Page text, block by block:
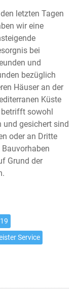
letzten Tagen
wir eine
bei
und
bezüglich
Häuser an der
Küste
betrifft sowohl
und gesichert sind
oder an Dritte
Grund der
Service